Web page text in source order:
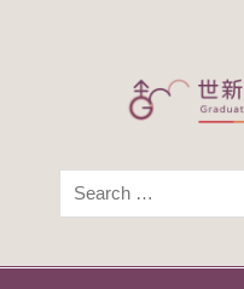
世新大學性別研究所